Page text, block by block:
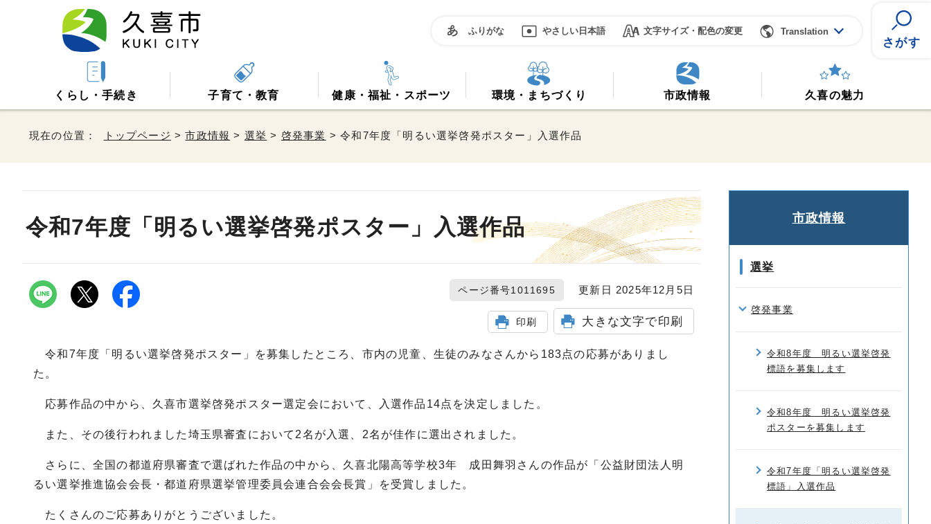
ふりがな やさしい日本語 文字サイズ・配色の変更 Translation
さがす
くらし・手続き 子育て・教育 健康・福祉・スポーツ 環境・まちづくり 市政情報 久喜の魅力
現在の位置： トップページ >市政情報 > 選挙 > 啓発事業 > 令和7年度「明るい選挙啓発ポスター」入選作品
令和7年度「明るい選挙啓発ポスター」入選作品
ページ番号1011695 更新日 2025年12月5日
印刷 大きな文字で印刷
令和7年度「明るい選挙啓発ポスター」を募集したところ、市内の児童、生徒のみなさんから183点の応募がありまし
た。
応募作品の中から、久喜市選挙啓発ポスター選定会において、入選作品14点を決定しました。
また、その後行われました埼玉県審査において2名が入選、2名が佳作に選出されました。
さらに、全国の都道府県審査で選ばれた作品の中から、久喜北陽高等学校3年 成田舞羽さんの作品が「公益財団法人明
るい選挙推進協会会長・都道府県選挙管理委員会連合会会長賞」を受賞しました。
たくさんのご応募ありがとうございました。
市政情報
選挙
啓発事業
令和8年度 明るい選挙啓発
標語を募集します
令和8年度 明るい選挙啓発
ポスターを募集します
令和7年度「明るい選挙啓発
標語」入選作品